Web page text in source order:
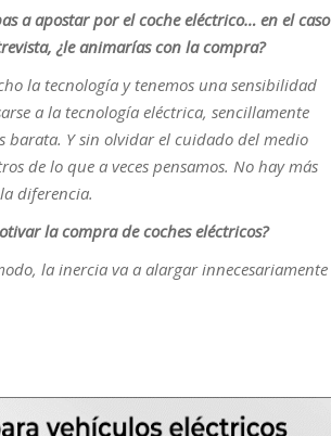
a apostar por el coche eléctrico… en el caso
¿le animarías con la compra?
la tecnología y tenemos una sensibilidad
a la tecnología eléctrica, sencillamente
barata. Y sin olvidar el cuidado del medio
de lo que a veces pensamos. No hay más
diferencia.
la compra de coches eléctricos?
la inercia va a alargar innecesariamente